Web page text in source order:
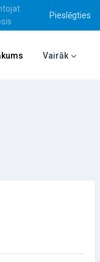
Pieslēgties
Vairāk